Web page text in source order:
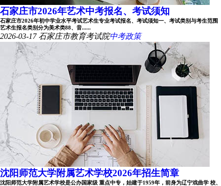
石家庄市2026年艺术中考报名、考试须知
石家庄市2026年初中学业水平考试艺术生专业考试报名、考试须知一、考试类别与考生范围
艺术生报名类别分为美术类88、音......
2026-03-17 石家庄市教育考试院中考政策
沈阳师范大学附属艺术学校2026年招生简章
沈阳师范大学附属艺术学校是公办国家级 重点中专，始建于1959年，前身为辽宁戏曲学 校、